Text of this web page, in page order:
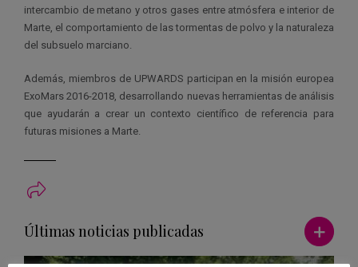
intercambio de metano y otros gases entre atmósfera e interior de
Marte, el comportamiento de las tormentas de polvo y la naturaleza
del subsuelo marciano.
Además, miembros de UPWARDS participan en la misión europea
ExoMars 2016-2018, desarrollando nuevas herramientas de análisis
que ayudarán a crear un contexto científico de referencia para
futuras misiones a Marte.
Últimas noticias publicadas Ver más